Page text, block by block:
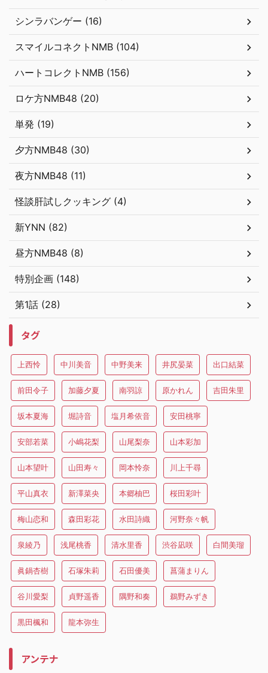
シンラバンゲー (16)
スマイルコネクトNMB (104)
ハートコレクトNMB (156)
ロケ方NMB48 (20)
単発 (19)
夕方NMB48 (30)
夜方NMB48 (11)
怪談肝試しクッキング (4)
新YNN (82)
昼方NMB48 (8)
特別企画 (148)
第1話 (28)
タグ
上西怜 中川美音 中野美来 井尻晏菜 出口結菜
前田令子 加藤夕夏 南羽諒 原かれん 吉田朱里
坂本夏海 堀詩音 塩月希依音 安田桃寧
安部若菜 小嶋花梨 山尾梨奈 山本彩加
山本望叶 山田寿々 岡本怜奈 川上千尋
平山真衣 新澤菜央 本郷柚巴 桜田彩叶
梅山恋和 森田彩花 水田詩織 河野奈々帆
泉綾乃 浅尾桃香 清水里香 渋谷凪咲 白間美瑠
眞鍋杏樹 石塚朱莉 石田優美 菖蒲まりん
谷川愛梨 貞野遥香 隅野和奏 鵜野みずき
黒田楓和 龍本弥生
アンテナ